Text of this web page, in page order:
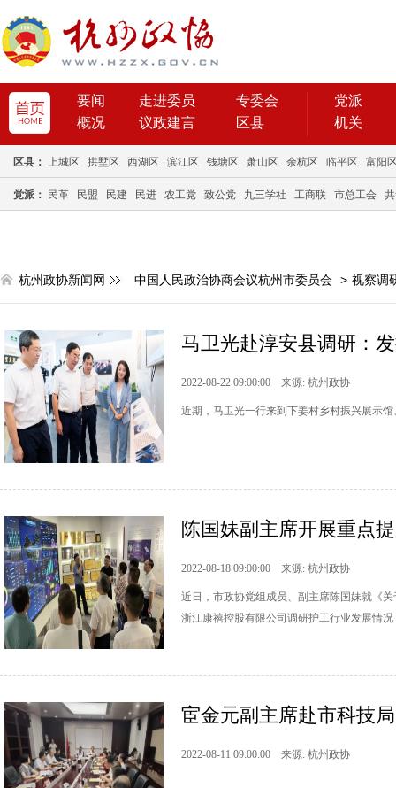
要闻 走进委员
专委会
概况
议政建言 区县
党派
机关
区县： 上城区 拱墅区 西湖区 滨江区 钱塘区 萧山区 余杭区 临平区 富阳
党派： 民革 民盟 民建 民进 农工党 致公党 九三学社 工商联 市总工会
杭州政协新闻网 中国人民政治协商会议杭州市委员会 > 视察调
马卫光赴淳安县调研：
2022-08-22 09:00:00 来源: 杭州政协
近期，马卫光一行来到下姜村乡村振兴展示
陈国妹副主席开展重点
2022-08-18 09:00:00 来源: 杭州政协
近日，市政协党组成员、副主席陈国妹就《
浙江康禧控股有限公司调研护工行业发展情
宦金元副主席赴市科技
2022-08-11 09:00:00 来源: 杭州政协